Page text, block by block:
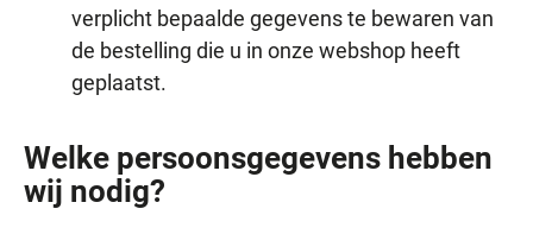
verplicht bepaalde gegevens te bewaren van
de bestelling die u in onze webshop heeft
geplaatst.
Welke persoonsgegevens hebben
wij nodig?